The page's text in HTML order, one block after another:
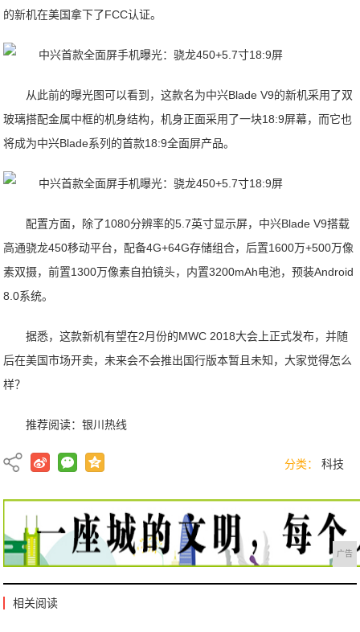
的新机在美国拿下了FCC认证。
从此前的曝光图可以看到，这款名为中兴Blade V9的新机采用了双
玻璃搭配金属中框的机身结构，机身正面采用了一块18:9屏幕，而它也
将成为中兴Blade系列的首款18:9全面屏产品。
配置方面，除了1080分辨率的5.7英寸显示屏，中兴Blade V9搭载
高通骁龙450移动平台，配备4G+64G存储组合，后置1600万+500万像
素双摄，前置1300万像素自拍镜头，内置3200mAh电池，预装Android
8.0系统。
据悉，这款新机有望在2月份的MWC 2018大会上正式发布，并随
后在美国市场开卖，未来会不会推出国行版本暂且未知，大家觉得怎么
样？
推荐阅读：银川热线
分类： 科技
广告
相关阅读